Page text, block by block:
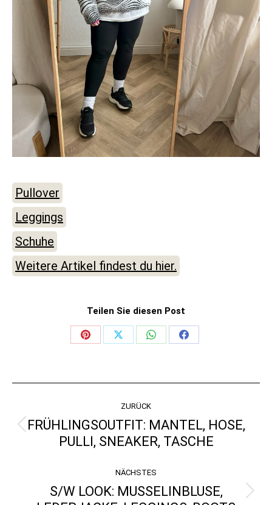
Pullover
Leggings
Schuhe
Weitere Artikel findest du hier.
Teilen Sie diesen Post
Share
Share
Share
Share
ZURÜCK
Vorheriger
Beitrag:
FRÜHLINGSOUTFIT: MANTEL, HOSE,
PULLI, SNEAKER, TASCHE
NÄCHSTES
Nächster
S/W LOOK: MUSSELINBLUSE,